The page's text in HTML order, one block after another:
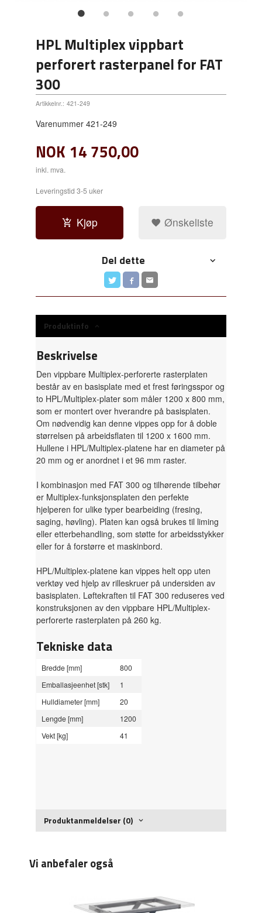
HPL Multiplex vippbart
perforert rasterpanel for FAT
300
Artikkelnr.: 421-249
Varenummer 421-249
NOK 14 750,00
inkl. mva.
Leveringstid 3-5 uker
Kjøp Ønskeliste
Del dette
Produktinfo
Beskrivelse
Den vippbare Multiplex-perforerte rasterplaten
består av en basisplate med et frest føringsspor og
to HPL/Multiplex-plater som måler 1200 x 800 mm,
som er montert over hverandre på basisplaten.
Om nødvendig kan denne vippes opp for å doble
størrelsen på arbeidsflaten til 1200 x 1600 mm.
Hullene i HPL/Multiplex-platene har en diameter på
20 mm og er anordnet i et 96 mm raster.
I kombinasjon med FAT 300 og tilhørende tilbehør
er Multiplex-funksjonsplaten den perfekte
hjelperen for ulike typer bearbeiding (fresing,
saging, høvling). Platen kan også brukes til liming
eller etterbehandling, som støtte for arbeidsstykker
eller for å forstørre et maskinbord.
HPL/Multiplex-platene kan vippes helt opp uten
verktøy ved hjelp av rilleskruer på undersiden av
basisplaten. Løftekraften til FAT 300 reduseres ved
konstruksjonen av den vippbare HPL/Multiplex-
perforerte rasterplaten på 260 kg.
Tekniske data
Bredde [mm]
800
Emballasjeenhet [stk]
1
Hulldiameter [mm]
20
Lengde [mm]
1200
Vekt [kg]
41
Produktanmeldelser (0)
Vi anbefaler også